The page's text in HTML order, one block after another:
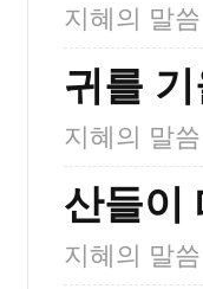
지혜의 말씀
귀를
지혜의 말씀
산들이
지혜의 말씀